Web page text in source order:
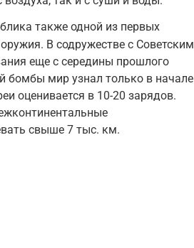
также одной из первых
В содружестве с Советским
еще с середины прошлого
бомбы мир узнал только в начале
оценивается в 10-20 зарядов.
свыше 7 тыс. км.